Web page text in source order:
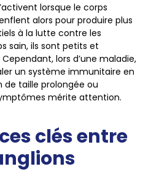
lorsque le corps
alors pour produire plus
à la lutte contre les
sain, ils sont petits et
lors d’une maladie,
un système immunitaire en
taille prolongée ou
mérite attention.
clés entre